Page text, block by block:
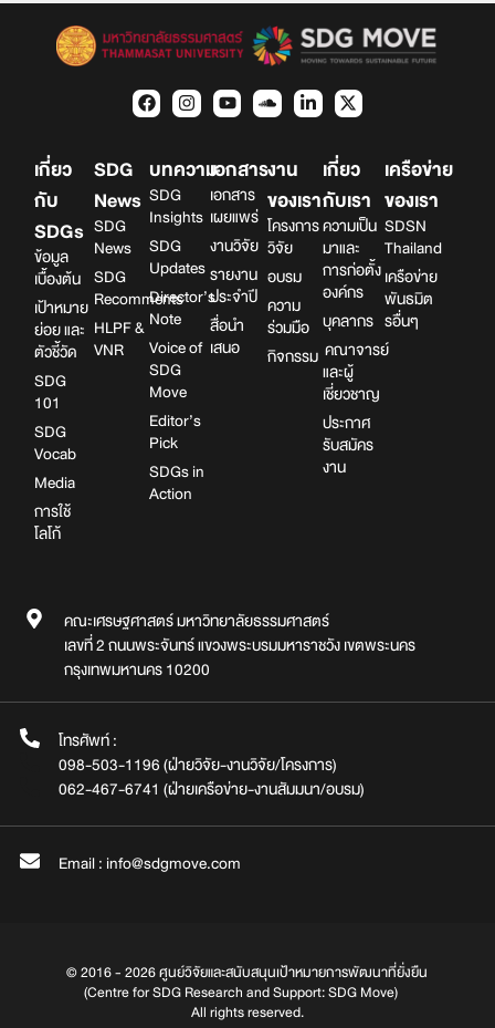
เกี่ยว
กับ
SDGs
ข้อมูล
เบื้องต้น
เป้าหมาย
ย่อย และ
ตัวชี้วัด
SDG
101
SDG
Vocab
Media
การใช้
โลโก้
SDG
News
SDG
News
SDG
Recomments
HLPF &
VNR
บทความ
SDG
Insights
SDG
Updates
Director’s
Note
Voice of
SDG
Move
Editor’s
Pick
SDGs in
Action
เอกสาร
เอกสาร
เผยแพร่
งานวิจัย
รายงาน
ประจำปี
สื่อนำ
เสนอ
งาน
ของเรา
โครงการ
วิจัย
อบรม
ความ
ร่วมมือ
กิจกรรม
เกี่ยว
กับเรา
ความเป็น
มาและ
การก่อตั้ง
องค์กร
บุคลากร
คณาจารย์
และผู้
เชี่ยวชาญ
ประกาศ
รับสมัคร
งาน
เครือข่าย
ของเรา
SDSN
Thailand
เครือข่าย
พันธมิต
รอื่นๆ
คณะเศรษฐศาสตร์ มหาวิทยาลัยธรรมศาสตร์
เลขที่ 2 ถนนพระจันทร์ แขวงพระบรมมหาราชวัง เขตพระนคร
กรุงเทพมหานคร 10200
โทรศัพท์ :
098-503-1196 (ฝ่ายวิจัย-งานวิจัย/โครงการ)
062-467-6741 (ฝ่ายเครือข่าย-งานสัมมนา/อบรม)
Email : info@sdgmove.com
© 2016 - 2026 ศูนย์วิจัยและสนับสนุนเป้าหมายการพัฒนาที่ยั่งยืน
(Centre for SDG Research and Support: SDG Move)
All rights reserved.